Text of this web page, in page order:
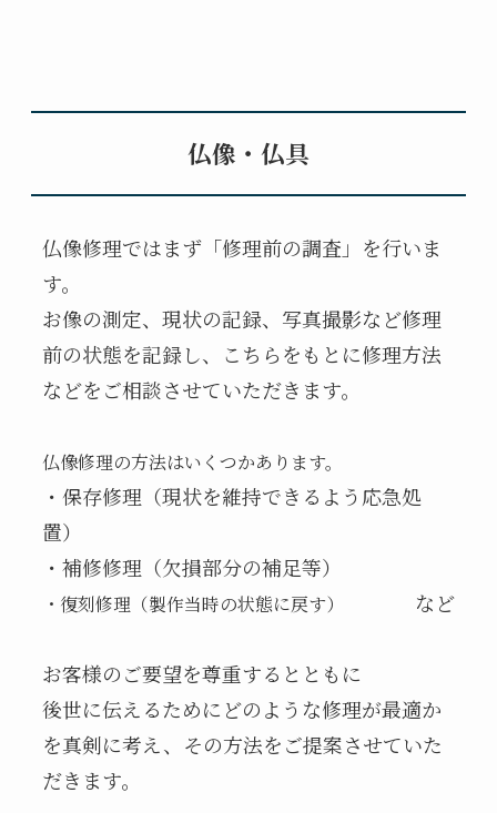
仏像・仏具
仏像修理ではまず「修理前の調査」を行いま
す。
お像の測定、 現状の記録、 写真撮影など修理
前の状態を記録し、こちらをもとに修理方法
などをご相談させていただきます。
仏像修理の方法はいくつかあります。
・保存修理（現状を維持できるよう応急処
置）
・補修修理（欠損部分の補足等）
・復刻修理（製作当時の状態に戻す） など
お客様のご要望を尊重するとともに
後世に伝えるためにどのような修理が最適か
を真剣に考え、その方法をご提案させていた
だきます。